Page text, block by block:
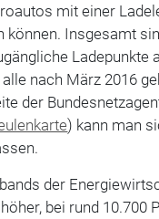
mit einer
Insgesamt
Ladepunkte
nach März 2016
der
) kann man
der
bei rund 10.700